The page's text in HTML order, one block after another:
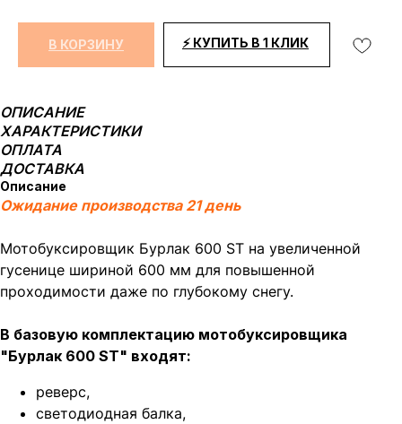
В КОРЗИНУ ⚡ КУПИТЬ В 1 КЛИК
ОПИСАНИЕ
ХАРАКТЕРИСТИКИ
ОПЛАТА
ДОСТАВКА
Описание
Ожидание производства 21 день
Мотобуксировщик Бурлак 600 ST на увеличенной
гусенице шириной 600 мм для повышенной
проходимости даже по глубокому снегу.
В базовую комплектацию мотобуксировщика
"Бурлак 600 ST" входят:
реверс,
светодиодная балка,